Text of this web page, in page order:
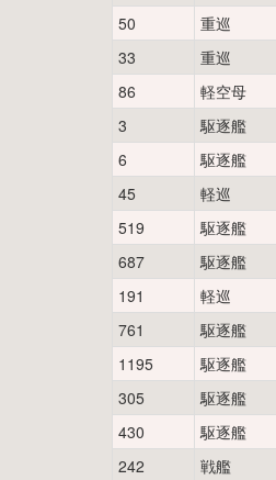
50
重巡
33
重巡
86
軽空母
3
駆逐艦
6
駆逐艦
45
軽巡
519
駆逐艦
687
駆逐艦
191
軽巡
761
駆逐艦
1195
駆逐艦
305
駆逐艦
430
駆逐艦
242
戦艦